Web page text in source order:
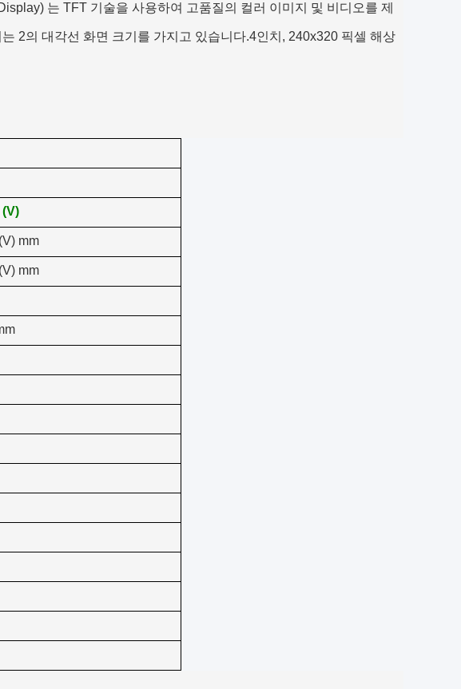
는 TFT 기술을 사용하여 고품질의 컬러 이미지 및 비디오를 제
2의 대각선 화면 크기를 가지고 있습니다.4인치, 240x320 픽셀 해상
mm
mm